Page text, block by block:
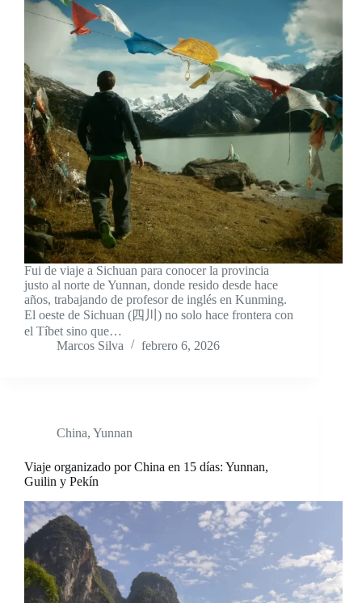
Fui de viaje a Sichuan para conocer la provincia
justo al norte de Yunnan, donde resido desde hace
años, trabajando de profesor de inglés en Kunming.
El oeste de Sichuan (四川) no solo hace frontera con
el Tíbet sino que…
Marcos Silva
febrero 6, 2026
China, Yunnan
Viaje organizado por China en 15 días: Yunnan,
Guilin y Pekín